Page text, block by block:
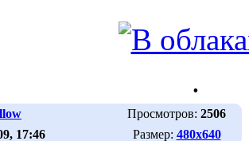
.
Просмотров: 2506
17:46 Размер: 480х640